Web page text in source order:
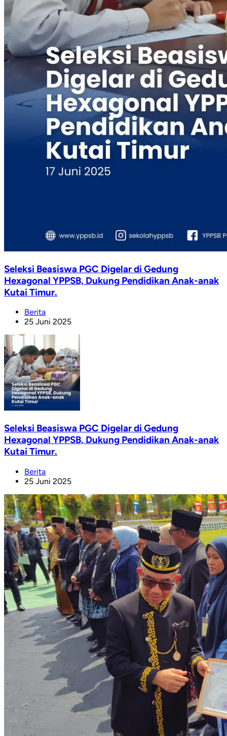
Seleksi Beasiswa PGC Digelar di Gedung
Hexagonal YPPSB, Dukung Pendidikan Anak-anak
Kutai Timur.
Berita
25 Juni 2025
Seleksi Beasiswa PGC Digelar di Gedung
Hexagonal YPPSB, Dukung Pendidikan Anak-anak
Kutai Timur.
Berita
25 Juni 2025